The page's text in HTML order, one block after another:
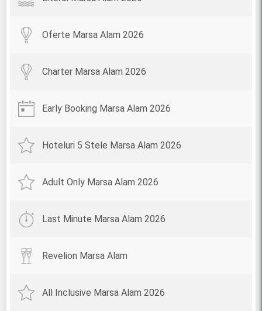
Oferte Marsa Alam 2026
Charter Marsa Alam 2026
Early Booking Marsa Alam 2026
Hoteluri 5 Stele Marsa Alam 2026
Adult Only Marsa Alam 2026
Last Minute Marsa Alam 2026
Revelion Marsa Alam
All Inclusive Marsa Alam 2026